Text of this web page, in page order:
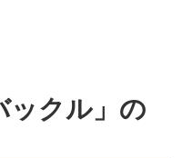
ックル」の